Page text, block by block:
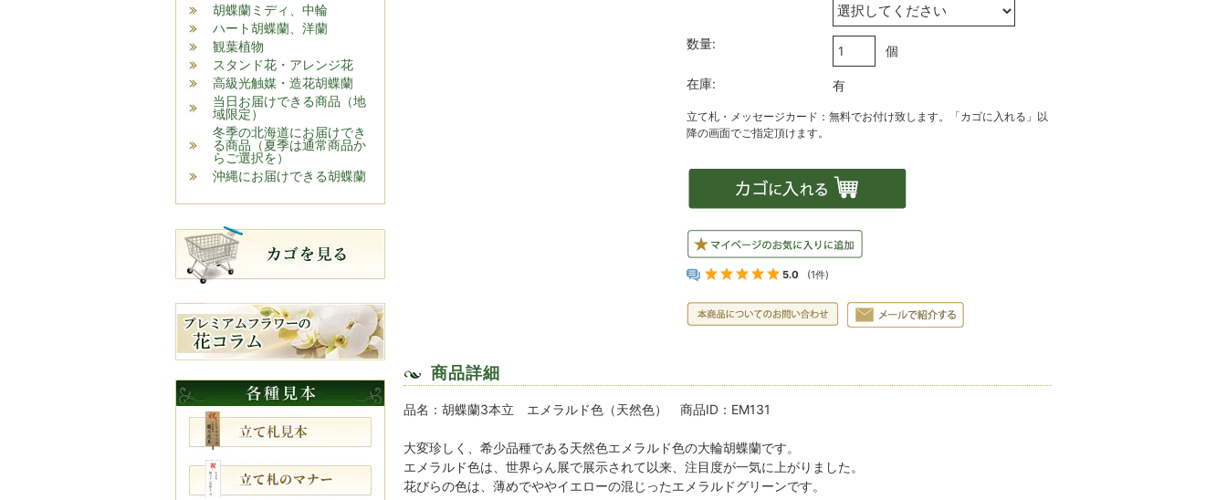
数量: 個
在庫: 有
5.0 (1件)
商品詳細
品名：胡蝶蘭3本立 エメラルド色（天然色） 商品ID：EM131
大変珍しく、希少品種である天然色エメラルド色の大輪胡蝶蘭です。
エメラルド色は、世界らん展で展示されて以来、注目度が一気に上がりました。
花びらの色は、薄めでややイエローの混じったエメラルドグリーンです。
胡蝶蘭ミディ、中輪
ハート胡蝶蘭、洋蘭
観葉植物
スタンド花・アレンジ花
高級光触媒・造花胡蝶蘭
当日お届けできる商品（地
域限定）
冬季の北海道にお届けでき
る商品（夏季は通常商品か
らご選択を）
沖縄にお届けできる胡蝶蘭